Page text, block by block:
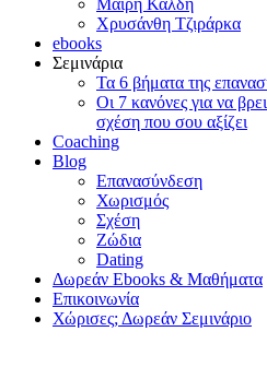
Μαίρη Καλδή
Χρυσάνθη Τζιράρκα
ebooks
Σεμινάρια
Τα 6 βήματα της
Οι 7 κανόνες για να
σχέση που σου αξίζει
Coaching
Blog
Επανασύνδεση
Χωρισμός
Σχέση
Ζώδια
Dating
Δωρεάν Ebooks & Μαθήματα
Επικοινωνία
Χώρισες; Δωρεάν Σεμινάριο